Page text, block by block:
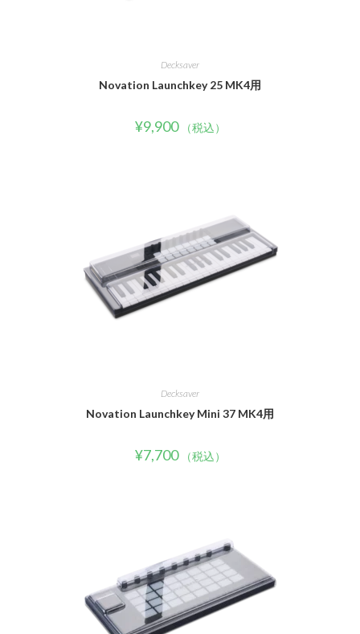
Decksaver
Novation Launchkey 25 MK4用
¥9,900 （税込）
Decksaver
Novation Launchkey Mini 37 MK4用
¥7,700 （税込）